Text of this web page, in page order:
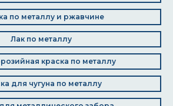
по металлу и ржавчине
Лак по металлу
краска по металлу
для чугуна по металлу